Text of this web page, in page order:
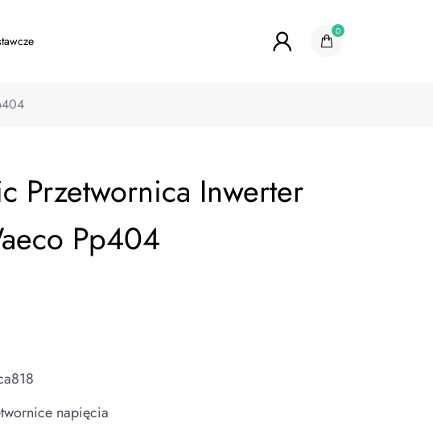
0
Przetwornica Inwerter
Pp404
napięcia